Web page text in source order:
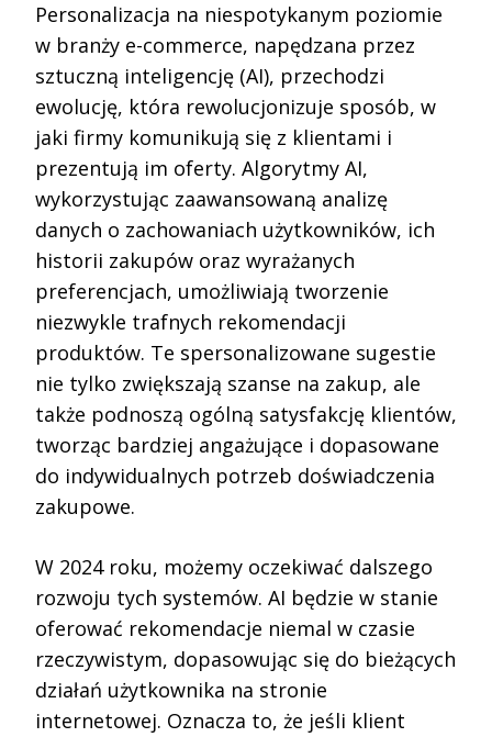
Personalizacja na niespotykanym poziomie
w branży e-commerce, napędzana przez
sztuczną inteligencję (AI), przechodzi
ewolucję, która rewolucjonizuje sposób, w
jaki firmy komunikują się z klientami i
prezentują im oferty. Algorytmy AI,
wykorzystując zaawansowaną analizę
danych o zachowaniach użytkowników, ich
historii zakupów oraz wyrażanych
preferencjach, umożliwiają tworzenie
niezwykle trafnych rekomendacji
produktów. Te spersonalizowane sugestie
nie tylko zwiększają szanse na zakup, ale
także podnoszą ogólną satysfakcję klientów,
tworząc bardziej angażujące i dopasowane
do indywidualnych potrzeb doświadczenia
zakupowe.
W 2024 roku, możemy oczekiwać dalszego
rozwoju tych systemów. AI będzie w stanie
oferować rekomendacje niemal w czasie
rzeczywistym, dopasowując się do bieżących
działań użytkownika na stronie
internetowej. Oznacza to, że jeśli klient